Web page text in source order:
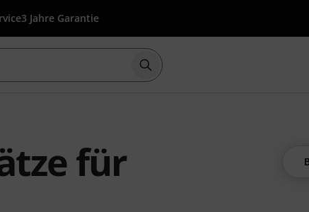
3 Jahre Garantie
Suche mit Suchwort
für